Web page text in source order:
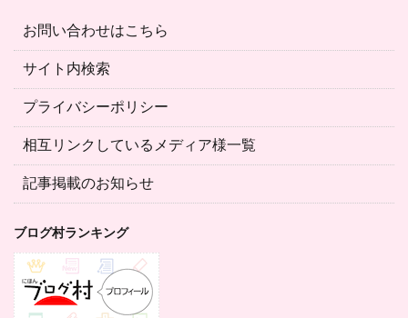
お問い合わせはこちら
サイト内検索
プライバシーポリシー
相互リンクしているメディア様一覧
記事掲載のお知らせ
ブログ村ランキング